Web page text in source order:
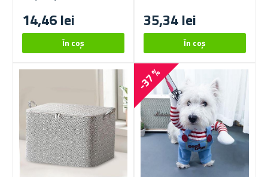
14,46 lei 35,34 lei
-37 %